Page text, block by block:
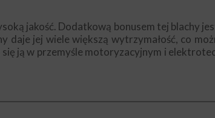
jakość. Dodatkową bonusem tej blachy
daje jej wiele większą wytrzymałość, co
ją w przemyśle motoryzacyjnym i